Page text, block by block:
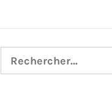
Rechercher :